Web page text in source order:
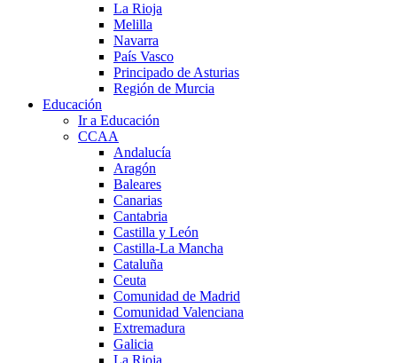
La Rioja
Melilla
Navarra
País Vasco
Principado de Asturias
Región de Murcia
Educación
Ir a Educación
CCAA
Andalucía
Aragón
Baleares
Canarias
Cantabria
Castilla y León
Castilla-La Mancha
Cataluña
Ceuta
Comunidad de Madrid
Comunidad Valenciana
Extremadura
Galicia
La Rioja